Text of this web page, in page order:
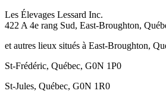
Les Élevages Lessard Inc.
422 A 4e rang Sud, East-Broughton,
et autres lieux situés à East-Broughton,
St-Frédéric, Québec, G0N 1P0
St-Jules, Québec, G0N 1R0